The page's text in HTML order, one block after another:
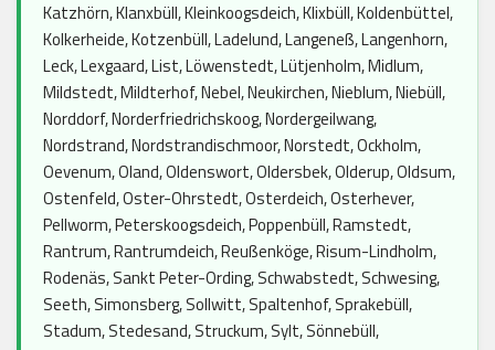
Katzhörn, Klanxbüll, Kleinkoogsdeich, Klixbüll, Koldenbüttel,
Kolkerheide, Kotzenbüll, Ladelund, Langeneß, Langenhorn,
Leck, Lexgaard, List, Löwenstedt, Lütjenholm, Midlum,
Mildstedt, Mildterhof, Nebel, Neukirchen, Nieblum, Niebüll,
Norddorf, Norderfriedrichskoog, Nordergeilwang,
Nordstrand, Nordstrandischmoor, Norstedt, Ockholm,
Oevenum, Oland, Oldenswort, Oldersbek, Olderup, Oldsum,
Ostenfeld, Oster-Ohrstedt, Osterdeich, Osterhever,
Pellworm, Peterskoogsdeich, Poppenbüll, Ramstedt,
Rantrum, Rantrumdeich, Reußenköge, Risum-Lindholm,
Rodenäs, Sankt Peter-Ording, Schwabstedt, Schwesing,
Seeth, Simonsberg, Sollwitt, Spaltenhof, Sprakebüll,
Stadum, Stedesand, Struckum, Sylt, Sönnebüll,